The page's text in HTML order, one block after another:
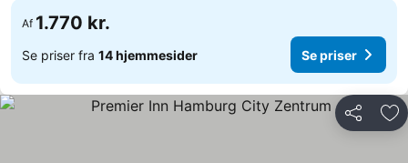
Af 1.770 kr.
Se priser fra 14 hjemmesider Se priser
Del